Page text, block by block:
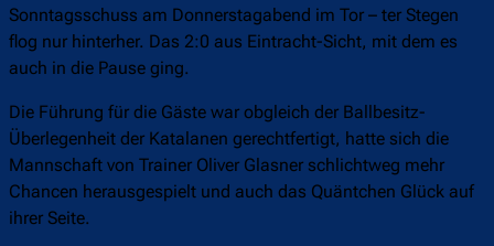
Sonntagsschuss am Donnerstagabend im Tor – ter Stegen
flog nur hinterher. Das 2:0 aus Eintracht-Sicht, mit dem es
auch in die Pause ging.
Die Führung für die Gäste war obgleich der Ballbesitz-
Überlegenheit der Katalanen gerechtfertigt, hatte sich die
Mannschaft von Trainer Oliver Glasner schlichtweg mehr
Chancen herausgespielt und auch das Quäntchen Glück auf
ihrer Seite.